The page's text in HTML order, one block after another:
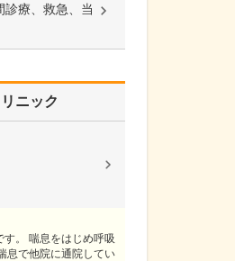
診療、救急、当
ニック
。 喘息をはじめ呼吸
息で他院に通院してい